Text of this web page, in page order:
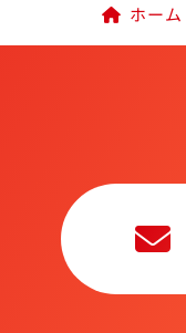
ホーム